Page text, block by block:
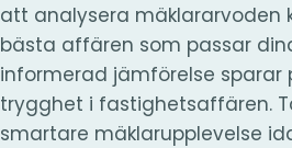
att analysera mäklararvoden
bästa affären som passar
informerad jämförelse sparar
trygghet i fastighetsaffären.
smartare mäklarupplevelse